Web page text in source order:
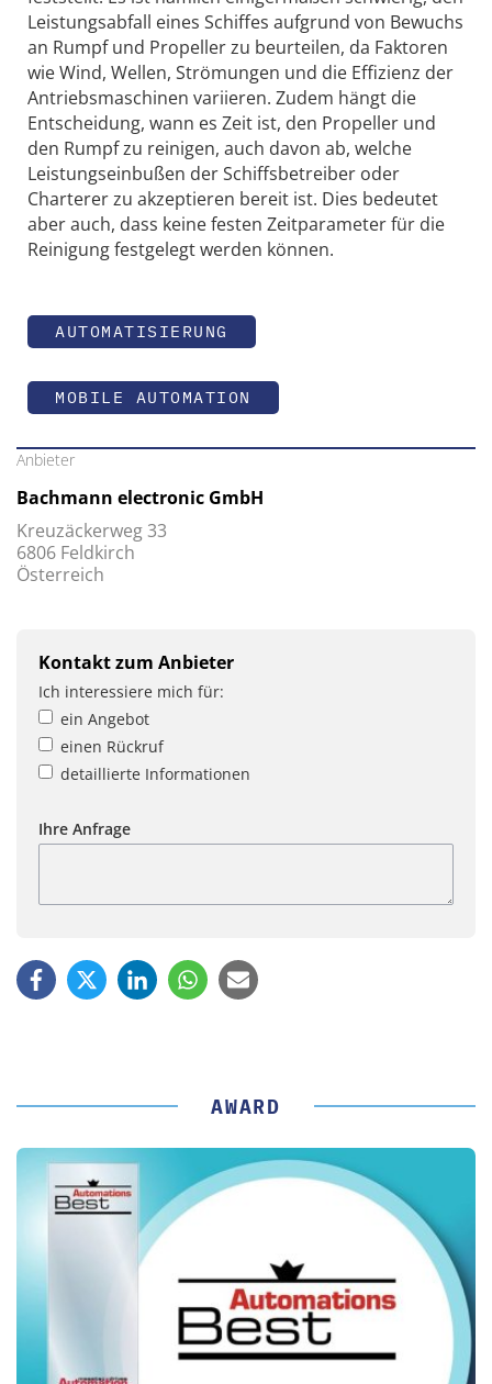
Leistungsabfall eines Schiffes aufgrund von Bewuchs
an Rumpf und Propeller zu beurteilen, da Faktoren
wie Wind, Wellen, Strömungen und die Effizienz der
Antriebsmaschinen variieren. Zudem hängt die
Entscheidung, wann es Zeit ist, den Propeller und
den Rumpf zu reinigen, auch davon ab, welche
Leistungseinbußen der Schiffsbetreiber oder
Charterer zu akzeptieren bereit ist. Dies bedeutet
aber auch, dass keine festen Zeitparameter für die
Reinigung festgelegt werden können.
AUTOMATISIERUNG
MOBILE AUTOMATION
Anbieter
Bachmann electronic GmbH
Kreuzäckerweg 33
6806 Feldkirch
Österreich
Kontakt zum Anbieter
Ich interessiere mich für:
ein Angebot
einen Rückruf
detaillierte Informationen
Ihre Anfrage
AWARD